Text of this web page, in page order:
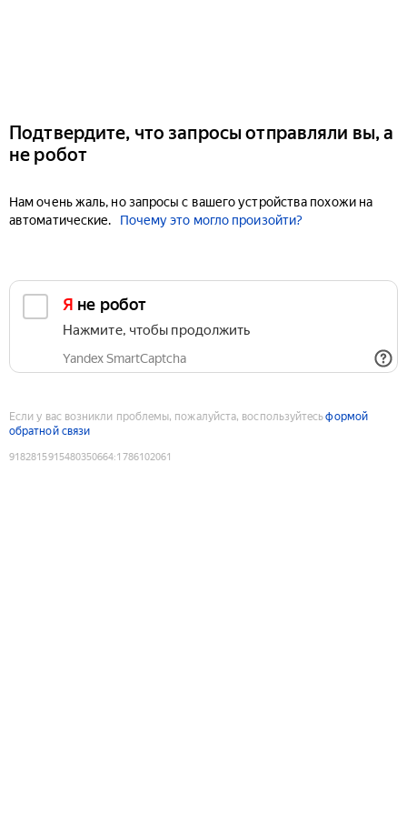
Подтвердите, что запросы отправляли вы, а
не робот
Нам очень жаль, но запросы с вашего устройства похожи на
автоматические.
Почему это могло произойти?
Я не робот
Нажмите, чтобы продолжить
Yandex SmartCaptcha
Если у вас возникли проблемы, пожалуйста, воспользуйтесьформой
обратной связи
9182815915480350664:1786102061